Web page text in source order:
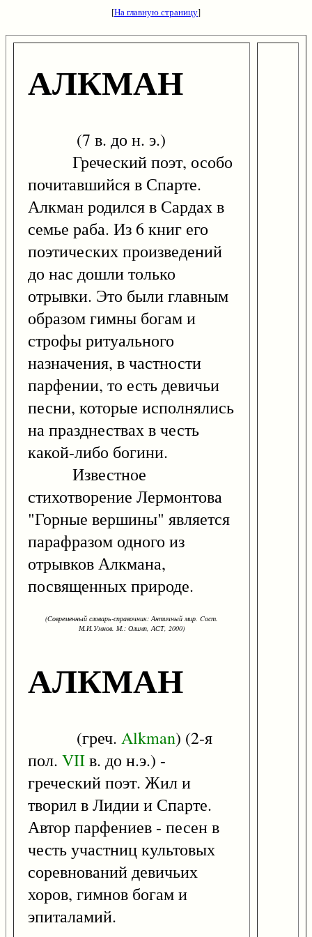
[На главную страницу]
АЛКМАН
(7 в. до н. э.)
Греческий поэт, особо
почитавшийся в Спарте.
Алкман родился в Сардах в
семье раба. Из 6 книг его
поэтических произведений
до нас дошли только
отрывки. Это были главным
образом гимны богам и
строфы ритуального
назначения, в частности
парфении, то есть девичьи
песни, которые исполнялись
на празднествах в честь
какой-либо богини.
Известное
стихотворение Лермонтова
"Горные вершины" является
парафразом одного из
отрывков Алкмана,
посвященных природе.
(Современный словарь-справочник: Античный мир. Cост.
М.И.Умнов. М.: Олимп, АСТ, 2000)
АЛКМАН
(греч. Alkman) (2-я
пол. VIIв. до н.э.) -
греческий поэт. Жил и
творил в Лидии и Спарте.
Автор парфениев - песен в
честь участниц культовых
соревнований девичьих
хоров, гимнов богам и
эпиталамий.